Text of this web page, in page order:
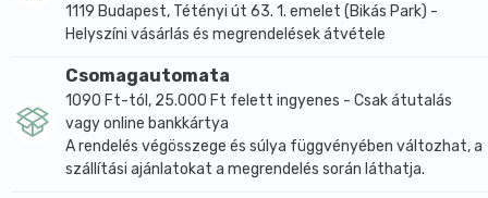
1119 Budapest, Tétényi út 63. 1. emelet (Bikás Park) -
Helyszíni vásárlás és megrendelések átvétele
Csomagautomata
1090 Ft-tól, 25.000 Ft felett ingyenes - Csak átutalás
vagy online bankkártya
A rendelés végösszege és súlya függvényében változhat, a
szállítási ajánlatokat a megrendelés során láthatja.